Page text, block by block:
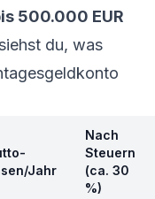
500.000 EUR
du, was
Jahr
Nach
Steuern
(ca. 30
%)